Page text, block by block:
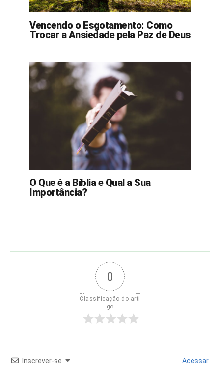
Vencendo o Esgotamento: Como
Trocar a Ansiedade pela Paz de Deus
O Que é a Bíblia e Qual a Sua
Importância?
0
Classificação do arti
go
Inscrever-se Acessar